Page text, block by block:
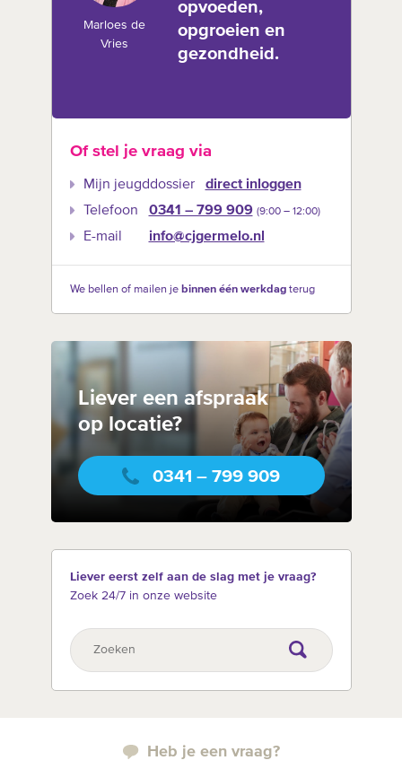
Marloes de
Vries
opvoeden,
opgroeien en
gezondheid.
Of stel je vraag via
Mijn jeugddossier
direct inloggen
Telefoon
0341 – 799 909 (9:00 –‍ 12:00)
E-mail info@cjgermelo.nl
We bellen of mailen je binnen één werkdagterug
Liever een afspraak
op locatie?
0341 – 799 909
Liever eerst zelf aan de slag met je vraag?
Zoek 24/7 in onze website
Heb je een vraag?